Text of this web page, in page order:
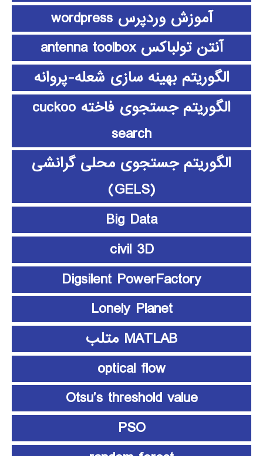
آموزش وردپرس wordpress
آنتن تولباکس antenna toolbox
الگوریتم بهینه سازی شعله-پروانه
الگوریتم جستجوی فاخته cuckoo
search
الگوریتم جستجوی محلی گرانشی
(GELS)
Big Data
civil 3D
Digsilent PowerFactory
Lonely Planet
MATLAB متلب
optical flow
Otsu’s threshold value
PSO